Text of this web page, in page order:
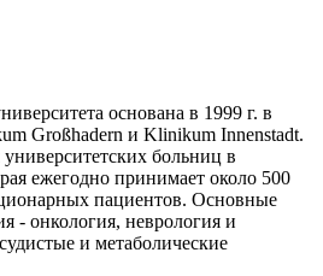
основана в 1999 г. в
Großhadern и Klinikum Innenstadt.
больниц в
ежегодно принимает около 500
пациентов. Основные
- онкология, неврология и
и метаболические